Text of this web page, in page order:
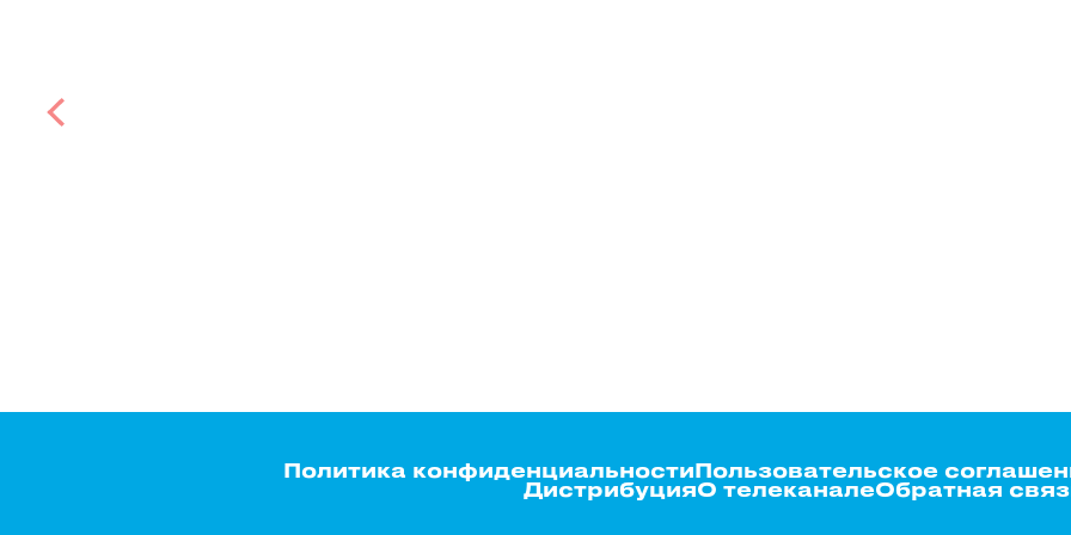
Политика конфиденциальностиПользовательское
ДистрибуцияО телеканалеОбратная